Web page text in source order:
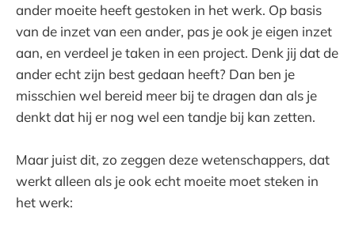
ander moeite heeft gestoken in het werk. Op basis
van de inzet van een ander, pas je ook je eigen inzet
aan, en verdeel je taken in een project. Denk jij dat de
ander echt zijn best gedaan heeft? Dan ben je
misschien wel bereid meer bij te dragen dan als je
denkt dat hij er nog wel een tandje bij kan zetten.
Maar juist dit, zo zeggen deze wetenschappers, dat
werkt alleen als je ook echt moeite moet steken in
het werk: